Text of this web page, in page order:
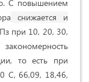
С повышением
снижается и
при 10, 20, 30,
то есть при
С, 66,09, 18,46,